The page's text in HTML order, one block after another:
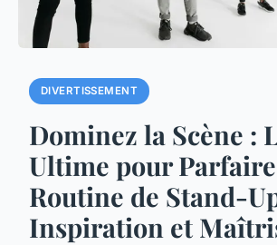
DIVERTISSEMENT
Dominez la Scène :
Ultime pour
Routine de Stand-
Inspiration et